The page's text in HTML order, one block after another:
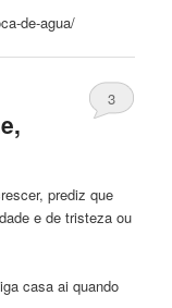
de-agua/
3
prediz que
e de tristeza ou
casa ai quando